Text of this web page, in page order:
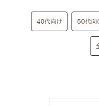
40代向け 50代向